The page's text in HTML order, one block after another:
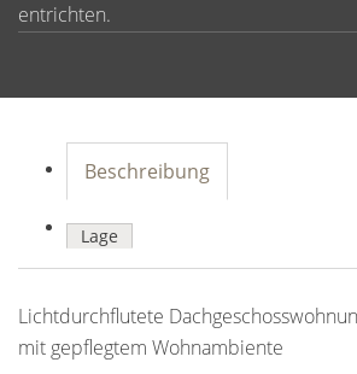
entrichten.
Beschreibung
Lage
Lichtdurchflutete
mit gepflegtem Wohnambiente